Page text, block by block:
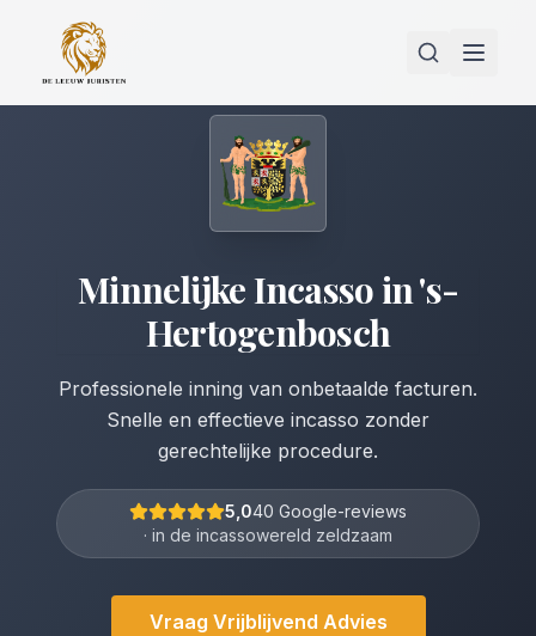
Minnelijke Incasso in's-
Hertogenbosch
Professionele inning van onbetaalde facturen.
Snelle en effectieve incasso zonder
gerechtelijke procedure.
5,040 Google-reviews
· in de incassowereld zeldzaam
Vraag Vrijblijvend Advies